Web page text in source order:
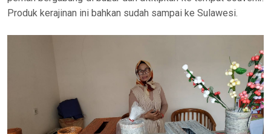
Produk kerajinan ini bahkan sudah sampai ke Sulawesi.